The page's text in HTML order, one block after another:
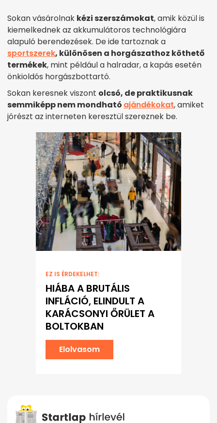
Sokan vásárolnak kézi szerszámokat, amik közül is
kiemelkednek az akkumulátoros technológiára
alapuló berendezések. De ide tartoznak a
sportszerek, különösen a horgászathoz köthető
termékek, mint például a halradar, a kapás esetén
önkioldós horgászbottartó.
Sokan keresnek viszont olcsó, de praktikusnak
semmiképp nem mondható ajándékokat, amiket
jórészt az interneten keresztül szereznek be.
EZ IS ÉRDEKELHET:
HIÁBA A BRUTÁLIS
INFLÁCIÓ, ELINDULT A
KARÁCSONYI ŐRÜLET A
BOLTOKBAN
Elolvasom